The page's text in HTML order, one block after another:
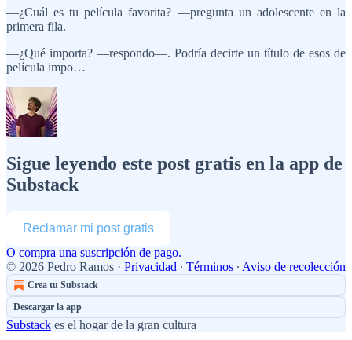
—¿Cuál es tu película favorita? —pregunta un adolescente en la
primera fila.
—¿Qué importa? —respondo—. Podría decirte un título de esos de
película impo…
Sigue leyendo este post gratis en la app de
Substack
Reclamar mi post gratis
O compra una suscripción de pago.
© 2026 Pedro Ramos · Privacidad ∙ Términos ∙ Aviso de recolección
Crea tu Substack
Descargar la app
Substack es el hogar de la gran cultura